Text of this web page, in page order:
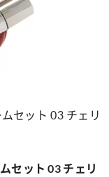
セット 03 チェリ
セット 03 チェリ